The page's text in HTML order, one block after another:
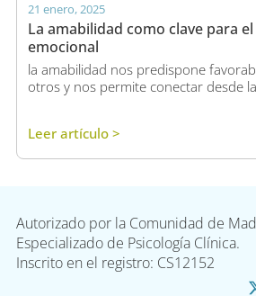
21 enero, 2025
La amabilidad como clave para
emocional
la amabilidad nos predispone
otros y nos permite conectar desde
Leer artículo >
Autorizado por la Comunidad de
Especializado de Psicología Clínica.
Inscrito en el registro: CS12152